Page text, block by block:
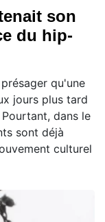
son
du hip-
qu'une
jours plus tard
dans le
sont déjà
culturel